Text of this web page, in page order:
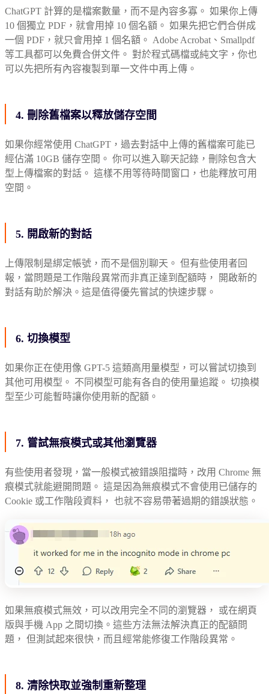
ChatGPT 計算的是檔案數量，而不是內容多寡。 如果你上傳
10 個獨立 PDF，就會用掉 10 個名額。 如果先把它們合併成
一個 PDF，就只會用掉 1 個名額。 Adobe Acrobat、Smallpdf
等工具都可以免費合併文件。 對於程式碼檔或純文字，你也
可以先把所有內容複製到單一文件中再上傳。
4. 刪除舊檔案以釋放儲存空間
如果你經常使用 ChatGPT，過去對話中上傳的舊檔案可能已
經佔滿 10GB 儲存空間。 你可以進入聊天記錄，刪除包含大
型上傳檔案的對話。 這樣不用等待時間窗口，也能釋放可用
空間。
5. 開啟新的對話
上傳限制是綁定帳號，而不是個別聊天。 但有些使用者回
報，當問題是工作階段異常而非真正達到配額時， 開啟新的
對話有助於解決。這是值得優先嘗試的快速步驟。
6. 切換模型
如果你正在使用像 GPT-5 這類高用量模型，可以嘗試切換到
其他可用模型。 不同模型可能有各自的使用量追蹤。 切換模
型至少可能暫時讓你使用新的配額。
7. 嘗試無痕模式或其他瀏覽器
有些使用者發現，當一般模式被錯誤阻擋時，改用 Chrome 無
痕模式就能避開問題。 這是因為無痕模式不會使用已儲存的
Cookie 或工作階段資料， 也就不容易帶著過期的錯誤狀態。
如果無痕模式無效，可以改用完全不同的瀏覽器， 或在網頁
版與手機 App 之間切換。這些方法無法解決真正的配額問
題， 但測試起來很快，而且經常能修復工作階段異常。
8. 清除快取並強制重新整理